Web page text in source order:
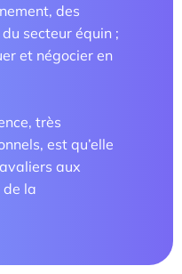
des
secteur équin ;
et négocier en
très
est qu’elle
aux
de la